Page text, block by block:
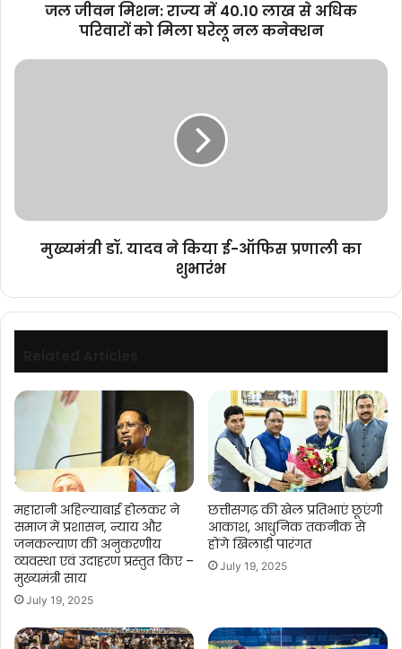
नल
जल जीवन मिशन: राज्य में 40.10 लाख से अधिक
परिवारों को मिला घरेलू नल कनेक्शन
मुख्यमंत्री
का
मुख्यमंत्री डॉ. यादव ने किया ई-ऑफिस प्रणाली का
शुभारंभ
महारानी अहिल्याबाई होलकर ने
समाज में प्रशासन, न्याय और
जनकल्याण की अनुकरणीय
व्यवस्था एवं उदाहरण प्रस्तुत किए –
मुख्यमंत्री साय
July 19, 2025
छत्तीसगढ़ की खेल प्रतिभाएं छूएंगी
आकाश, आधुनिक तकनीक से
होंगे खिलाड़ी पारंगत
July 19, 2025